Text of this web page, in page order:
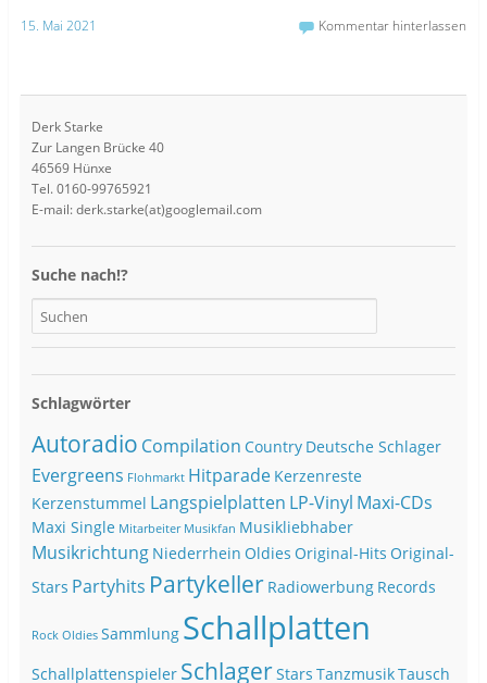
15. Mai 2021 Kommentar hinterlassen
Derk Starke
Zur Langen Brücke 40
46569 Hünxe
Tel. 0160-99765921
E-mail: derk.starke(at)googlemail.com
Suche nach!?
Schlagwörter
Autoradio Compilation Country Deutsche Schlager
Evergreens Flohmarkt Hitparade Kerzenreste
Kerzenstummel Langspielplatten LP-Vinyl Maxi-CDs
Maxi Single Mitarbeiter Musikfan Musikliebhaber
Musikrichtung Niederrhein Oldies Original-Hits Original-
Stars Partyhits Partykeller Radiowerbung Records
Rock Oldies Sammlung Schallplatten
Schallplattenspieler SchlagerStars TanzmusikTausch